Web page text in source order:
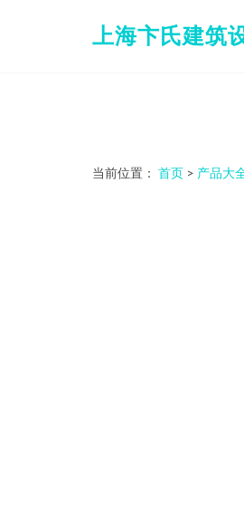
上海卞氏建筑
当前位置： 首页 > 产品大